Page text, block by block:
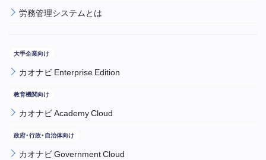
労務管理システムとは
カオナビ Enterprise Edition
カオナビ Academy Cloud
カオナビ Government Cloud